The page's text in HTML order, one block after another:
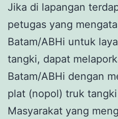
Jika di lapangan
petugas yang
Batam/ABHi untuk
tangki, dapat
Batam/ABHi dengan
plat (nopol) truk
Masyarakat yang